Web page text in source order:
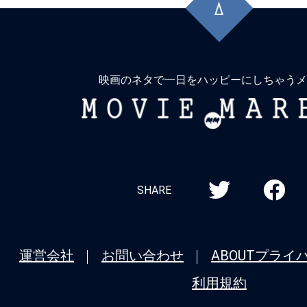
に
映画のネタで一日をハッピーにしちゃう
MOVIE
SHARE
運営会社 お問い合わせ ABOUTプライ
利用規約